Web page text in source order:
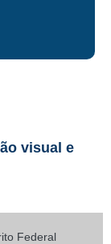
visual e
Federal